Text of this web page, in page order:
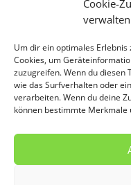
Cookie-
verwalten
Um dir ein optimales
Cookies, um
zuzugreifen. Wenn du diesen
wie das Surfverhalten oder
verarbeiten. Wenn du deine
können bestimmte
Kategorien
Meta
Anmelden
WordPress.org